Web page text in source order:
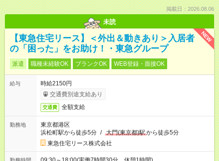
掲載日：2026.08.06
未読
NEW
【東急住宅リース】＜外出＆動きあり＞入居者
の「困った」をお助け！・東急グループ
派遣 職種未経験OK ブランクOK WEB登録・面接OK
給与
時給2150円
交通費別途支給あり
交通費 全額支給
勤務地
東京都港区
浜松町駅から徒歩5分 / 大門(東京都)駅から徒歩5分
東急住宅リース株式会社